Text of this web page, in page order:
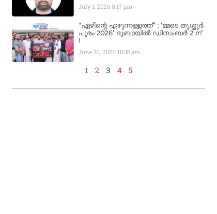
July 1, 20268:17 pm
“ഏഴിന്റെ ഏഴുന്നള്ളത്ത്” : ‘മ്മടെ തൃശ്ശൂർ
പൂരം 2026’ ദുബായിൽ ഡിസംബർ 2 ന്
!
June 30, 2026 10:35 am
1 2 3 4 5